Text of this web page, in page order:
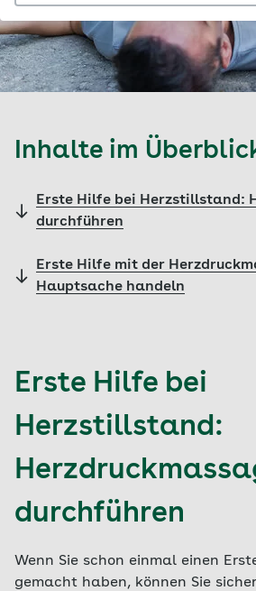
Inhalte im
Erste Hilfe bei Herzstillstand:
durchführen
Erste Hilfe mit der
Hauptsache handeln
Erste Hilfe bei
Herzstillstand:
durchführen
Wenn Sie schon einmal einen
gemacht haben, können Sie